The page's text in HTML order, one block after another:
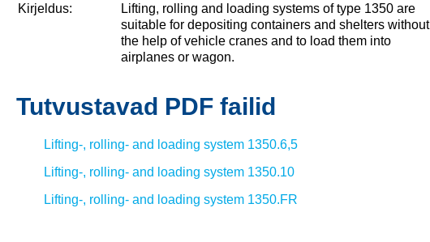
Kirjeldus:
Lifting, rolling and loading systems of type 1350 are
suitable for depositing containers and shelters without
the help of vehicle cranes and to load them into
airplanes or wagon.
Tutvustavad PDF failid
Lifting-, rolling- and loading system 1350.6,5
Lifting-, rolling- and loading system 1350.10
Lifting-, rolling- and loading system 1350.FR